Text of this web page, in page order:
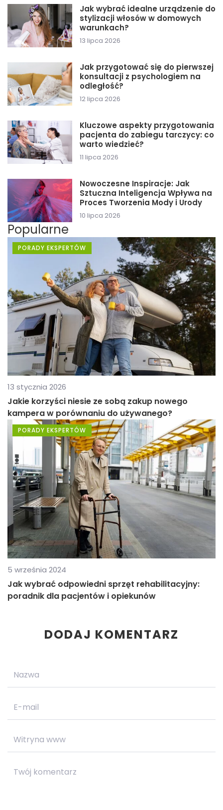
Jak wybrać idealne urządzenie do
stylizacji włosów w domowych
warunkach?
13 lipca 2026
Jak przygotować się do pierwszej
konsultacji z psychologiem na
odległość?
12 lipca 2026
Kluczowe aspekty przygotowania
pacjenta do zabiegu tarczycy: co
warto wiedzieć?
11 lipca 2026
Nowoczesne Inspiracje: Jak
Sztuczna Inteligencja Wpływa na
Proces Tworzenia Mody i Urody
10 lipca 2026
Popularne
PORADY EKSPERTÓW
13 stycznia 2026
Jakie korzyści niesie ze sobą zakup nowego
kampera w porównaniu do używanego?
PORADY EKSPERTÓW
5 września 2024
Jak wybrać odpowiedni sprzęt rehabilitacyjny:
poradnik dla pacjentów i opiekunów
DODAJ KOMENTARZ